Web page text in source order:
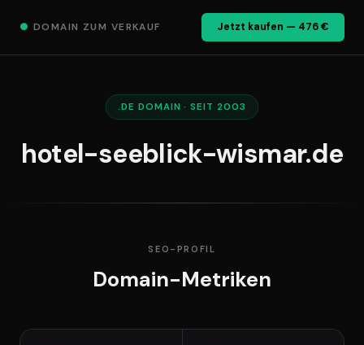
● DOMAIN ZUM VERKAUF Jetzt kaufen — 476 €
.DE DOMAIN · SEIT 2003
hotel-seeblick-wismar.de
SEO-PROFIL
Domain-Metriken